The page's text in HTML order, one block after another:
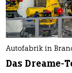
Autofabrik in
Das Dreame-